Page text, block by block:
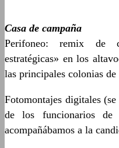
Casa de campaña
Perifoneo: remix de
estratégicas» en los
las principales colonias
Fotomontajes digitales
de los funcionarios de
acompañábamos a la